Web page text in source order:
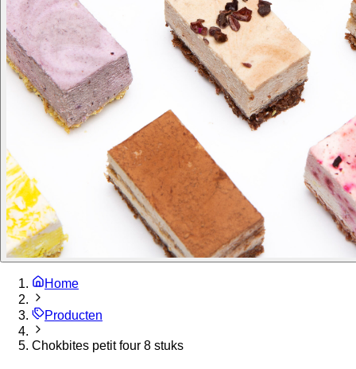
Home
Producten
Chokbites petit four 8 stuks